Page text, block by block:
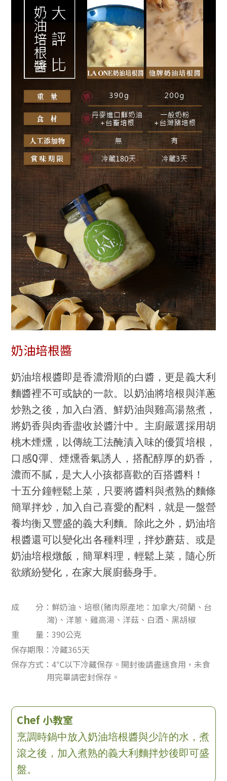
奶油培根醬
奶油培根醬即是香濃滑順的白醬，更是義大利
麵醬裡不可或缺的一款。以奶油將培根與洋蔥
炒熟之後，加入白酒、鮮奶油與雞高湯熬煮，
將奶香與肉香盡收於醬汁中。主廚嚴選採用胡
桃木煙燻，以傳統工法醃漬入味的優質培根，
口感Q彈、煙燻香氣誘人，搭配醇厚的奶香，
濃而不膩，是大人小孩都喜歡的百搭醬料！
十五分鐘輕鬆上菜，只要將醬料與煮熟的麵條
簡單拌炒，加入自己喜愛的配料，就是一盤營
養均衡又豐盛的義大利麵。除此之外，奶油培
根醬還可以變化出各種料理，拌炒蘑菇、或是
奶油培根燉飯，簡單料理，輕鬆上菜，隨心所
欲繽紛變化，在家大展廚藝身手。
成 分：鮮奶油、培根(豬肉原產地：加拿大/荷蘭、台
灣)、洋蔥、雞高湯、洋菇、白酒、黑胡椒
重 量：390公克
保存期限：冷藏365天
保存方式：4℃以下冷藏保存。開封後請盡速食用，未食
用完畢請密封保存。
Chef 小教室
烹調時鍋中放入奶油培根醬與少許的水，煮
滾之後，加入煮熟的義大利麵拌炒後即可盛
盤。